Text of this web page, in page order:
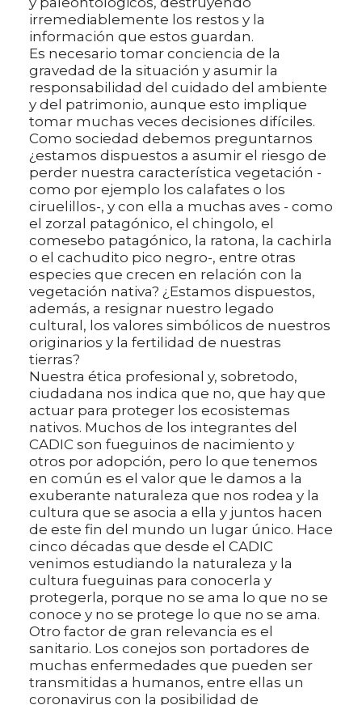
irremediablemente los restos y la
información que estos guardan.
Es necesario tomar conciencia de la
gravedad de la situación y asumir la
responsabilidad del cuidado del ambiente
y del patrimonio, aunque esto implique
tomar muchas veces decisiones difíciles.
Como sociedad debemos preguntarnos
¿estamos dispuestos a asumir el riesgo de
perder nuestra característica vegetación -
como por ejemplo los calafates o los
ciruelillos-, y con ella a muchas aves - como
el zorzal patagónico, el chingolo, el
comesebo patagónico, la ratona, la cachirla
o el cachudito pico negro-, entre otras
especies que crecen en relación con la
vegetación nativa? ¿Estamos dispuestos,
además, a resignar nuestro legado
cultural, los valores simbólicos de nuestros
originarios y la fertilidad de nuestras
tierras?
Nuestra ética profesional y, sobretodo,
ciudadana nos indica que no, que hay que
actuar para proteger los ecosistemas
nativos. Muchos de los integrantes del
CADIC son fueguinos de nacimiento y
otros por adopción, pero lo que tenemos
en común es el valor que le damos a la
exuberante naturaleza que nos rodea y la
cultura que se asocia a ella y juntos hacen
de este fin del mundo un lugar único. Hace
cinco décadas que desde el CADIC
venimos estudiando la naturaleza y la
cultura fueguinas para conocerla y
protegerla, porque no se ama lo que no se
conoce y no se protege lo que no se ama.
Otro factor de gran relevancia es el
sanitario. Los conejos son portadores de
muchas enfermedades que pueden ser
transmitidas a humanos, entre ellas un
coronavirus con la posibilidad de